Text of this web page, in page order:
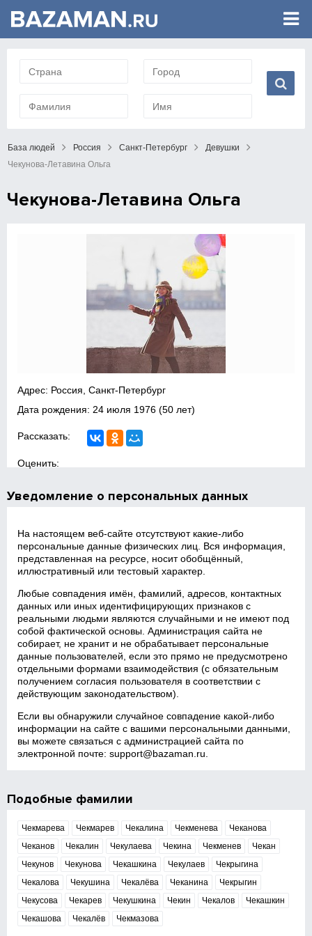
База людей Россия Санкт-Петербург
Девушки
Чекунова-Летавина Ольга
Чекунова-Летавина Ольга
Адрес: Россия, Санкт-Петербург
Дата рождения: 24 июля 1976 (50 лет)
Рассказать:
Оценить:
Уведомление о персональных данных
На настоящем веб‑сайте отсутствуют какие‑либо
персональные данные физических лиц. Вся информация,
представленная на ресурсе, носит обобщённый,
иллюстративный или тестовый характер.
Любые совпадения имён, фамилий, адресов, контактных
данных или иных идентифицирующих признаков с
реальными людьми являются случайными и не имеют под
собой фактической основы. Администрация сайта не
собирает, не хранит и не обрабатывает персональные
данные пользователей, если это прямо не предусмотрено
отдельными формами взаимодействия (с обязательным
получением согласия пользователя в соответствии с
действующим законодательством).
Если вы обнаружили случайное совпадение какой‑либо
информации на сайте с вашими персональными данными,
вы можете связаться с администрацией сайта по
электронной почте:support@bazaman.ru
Подобные фамилии
Чекмарева Чекмарев Чекалина Чекменева
Чеканова
Чеканов
Чекалин Чекулаева Чекина Чекменев
Чекан
Чекунов
Чекунова Чекашкина Чекулаев
Чекрыгина
Чекалова
Чекушина Чекалёва Чеканина
Чекрыгин
Чекусова
Чекарев Чекушкина Чекин Чекалов
Чекашкин
Чекашова
Чекалёв Чекмазова